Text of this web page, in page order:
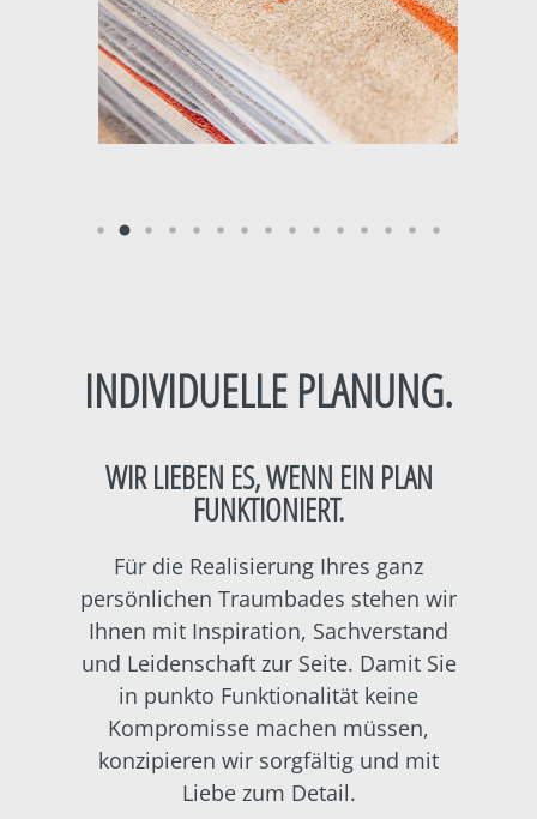
INDIVIDUELLE PLANUNG.
WIR LIEBEN ES, WENN EIN PLAN
FUNKTIONIERT.
Für die Realisierung Ihres ganz
persönlichen Traumbades stehen wir
Ihnen mit Inspiration, Sachverstand
und Leidenschaft zur Seite. Damit Sie
in punkto Funktionalität keine
Kompromisse machen müssen,
konzipieren wir sorgfältig und mit
Liebe zum Detail.